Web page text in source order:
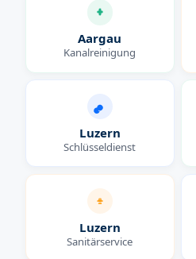
Aargau
Kanalreinigung
Luzern
Schlüsseldienst
Luzern
Sanitärservice